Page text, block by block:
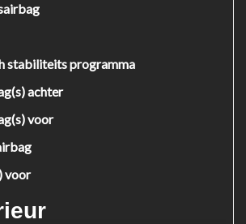
stabiliteits programma
achter
voor
voor